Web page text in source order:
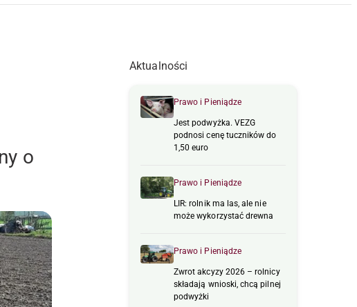
o
Aktualności
Prawo i Pieniądze
Jest podwyżka. VEZG
podnosi cenę tuczników do
1,50 euro
Prawo i Pieniądze
LIR: rolnik ma las, ale nie
może wykorzystać drewna
Prawo i Pieniądze
Zwrot akcyzy 2026 – rolnicy
składają wnioski, chcą pilnej
podwyżki